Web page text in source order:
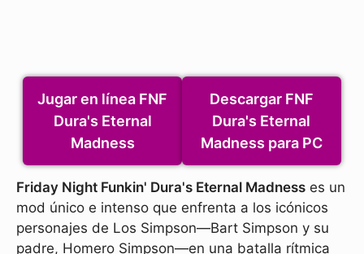
Jugar en línea FNF
Dura's Eternal
Madness
Descargar FNF
Dura's Eternal
Madness para PC
Friday Night Funkin' Dura's Eternal Madness es un
mod único e intenso que enfrenta a los icónicos
personajes de Los Simpson—Bart Simpson y su
padre, Homero Simpson—en una batalla rítmica